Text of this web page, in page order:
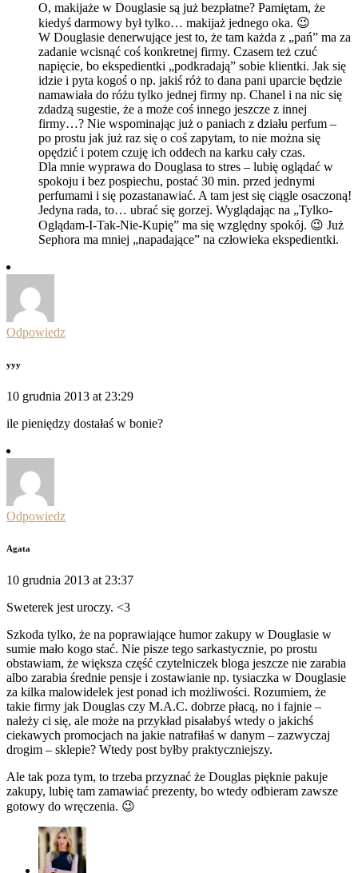
O, makijaże w Douglasie są już bezpłatne? Pamiętam, że
kiedyś darmowy był tylko… makijaż jednego oka. 😉
W Douglasie denerwujące jest to, że tam każda z „pań” ma za
zadanie wcisnąć coś konkretnej firmy. Czasem też czuć
napięcie, bo ekspedientki „podkradają” sobie klientki. Jak się
idzie i pyta kogoś o np. jakiś róż to dana pani uparcie będzie
namawiała do różu tylko jednej firmy np. Chanel i na nic się
zdadzą sugestie, że a może coś innego jeszcze z innej
firmy…? Nie wspominając już o paniach z działu perfum –
po prostu jak już raz się o coś zapytam, to nie można się
opędzić i potem czuję ich oddech na karku cały czas.
Dla mnie wyprawa do Douglasa to stres – lubię oglądać w
spokoju i bez pospiechu, postać 30 min. przed jednymi
perfumami i się pozastanawiać. A tam jest się ciągle osaczoną!
Jedyna rada, to… ubrać się gorzej. Wyglądając na „Tylko-
Oglądam-I-Tak-Nie-Kupię” ma się względny spokój. 😉 Już
Sephora ma mniej „napadające” na człowieka ekspedientki.
Odpowiedz
yyy
10 grudnia 2013 at 23:29
ile pieniędzy dostałaś w bonie?
Odpowiedz
Agata
10 grudnia 2013 at 23:37
Sweterek jest uroczy. <3
Szkoda tylko, że na poprawiające humor zakupy w Douglasie w
sumie mało kogo stać. Nie pisze tego sarkastycznie, po prostu
obstawiam, że większa część czytelniczek bloga jeszcze nie zarabia
albo zarabia średnie pensje i zostawianie np. tysiaczka w Douglasie
za kilka malowidelek jest ponad ich możliwości. Rozumiem, że
takie firmy jak Douglas czy M.A.C. dobrze płacą, no i fajnie –
należy ci się, ale może na przykład pisałabyś wtedy o jakichś
ciekawych promocjach na jakie natrafiłaś w danym – zazwyczaj
drogim – sklepie? Wtedy post byłby praktyczniejszy.
Ale tak poza tym, to trzeba przyznać że Douglas pięknie pakuje
zakupy, lubię tam zamawiać prezenty, bo wtedy odbieram zawsze
gotowy do wręczenia. 😉